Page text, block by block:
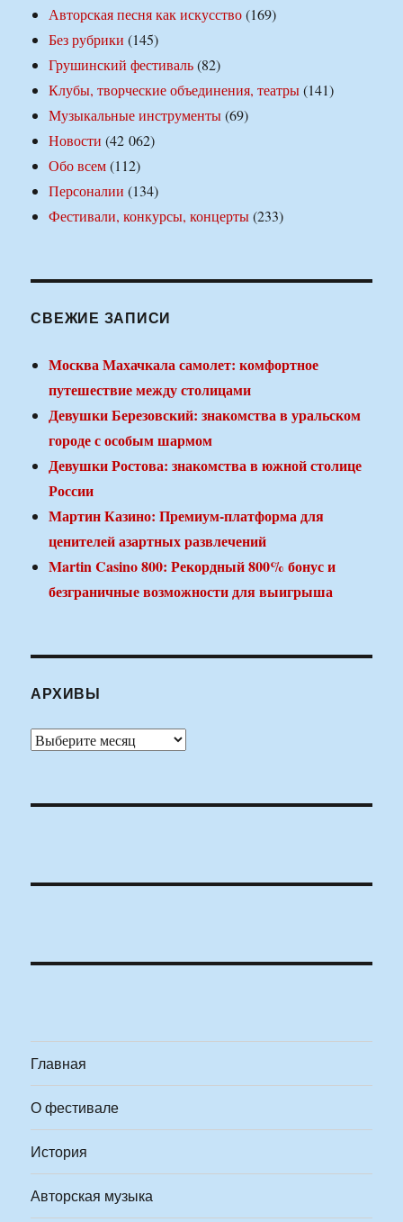
Авторская песня как искусство(169)
Без рубрики (145)
Грушинский фестиваль(82)
Клубы, творческие объединения, театры(141)
Музыкальные инструменты(69)
Новости (42 062)
Обо всем(112)
Персоналии (134)
Фестивали, конкурсы, концерты(233)
СВЕЖИЕ ЗАПИСИ
Москва Махачкала самолет: комфортное
путешествие между столицами
Девушки Березовский: знакомства в уральском
городе с особым шармом
Девушки Ростова: знакомства в южной столице
России
Мартин Казино: Премиум-платформа для
ценителей азартных развлечений
Martin Casino 800: Рекордный 800% бонус и
безграничные возможности для выигрыша
АРХИВЫ
Архивы
Главная
О фестивале
История
Авторская музыка